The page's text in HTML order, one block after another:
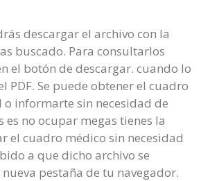
descargar el archivo con la
buscado. Para consultarlos
el botón de descargar. cuando lo
PDF. Se puede obtener el cuadro
informarte sin necesidad de
es no ocupar megas tienes la
el cuadro médico sin necesidad
a que dicho archivo se
pestaña de tu navegador.